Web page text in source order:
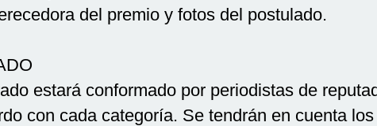
del premio y fotos del postulado.
estará conformado por periodistas de
con cada categoría. Se tendrán en cuenta